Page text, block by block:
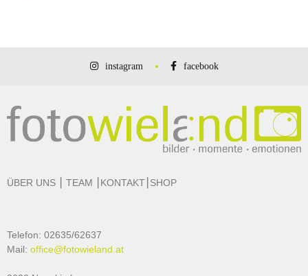
instagram facebook
ÜBER UNS TEAM KONTAKT SHOP
Telefon: 02635/62637
Mail: office@fotowieland.at